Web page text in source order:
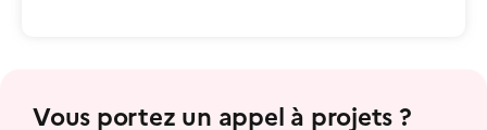
Vous portez un appel à projets ?